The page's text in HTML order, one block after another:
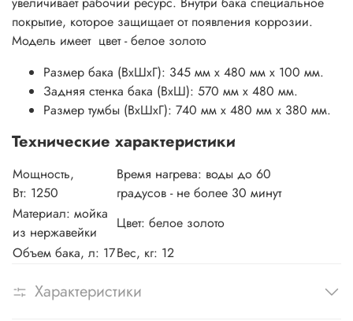
покрытие, которое защищает от появления коррозии.
Модель имеет цвет - белое золото
Размер бака (ВхШхГ): 345 мм х 480 мм х 100 мм.
Задняя стенка бака (ВхШ): 570 мм х 480 мм.
Размер тумбы (ВхШхГ): 740 мм х 480 мм х 380 мм.
Технические характеристики
Мощность,
Вт: 1250
Время нагрева: воды до 60
градусов - не более 30 минут
Материал: мойка
из нержавейки
Цвет: белое золото
Объем бака, л: 17Вес, кг: 12
Характеристики